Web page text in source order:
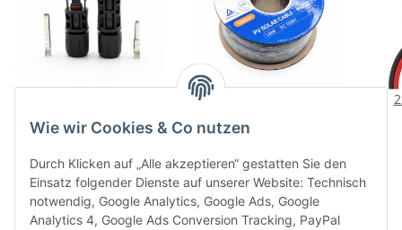
Solaranlage Solarstecker
(Männlich und Weiblich)
0% MwSt für Privat
9,90 €*
0,99 € pro 1 Stück
100m 6mm² Solarkabel
verzinntes Kupferkabel
98,90 €
0,99 € pro 1 m
Wie wir Cookies & Co nutzen
Durch Klicken auf „Alle akzeptieren“ gestatten Sie den
Einsatz folgender Dienste auf unserer Website: Technisch
notwendig, Google Analytics, Google Ads, Google
Analytics 4, Google Ads Conversion Tracking, PayPal